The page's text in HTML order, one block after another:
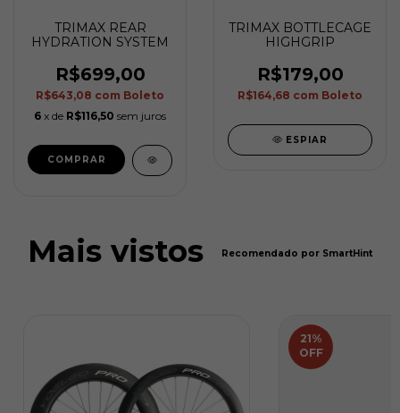
TRIMAX REAR
HYDRATION SYSTEM
R$699,00
R$643,08 com Boleto
6 x de R$116,50 sem juros
TRIMAX BOTTLECAGE
HIGHGRIP
R$179,00
R$164,68 com Boleto
ESPIAR
Mais vistos Recomendado por SmartHint
21%
OFF